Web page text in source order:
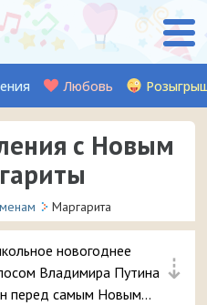
Любовь
с Новым
Маргарита
⇣
новогоднее
Владимира Путина
перед самым Новым